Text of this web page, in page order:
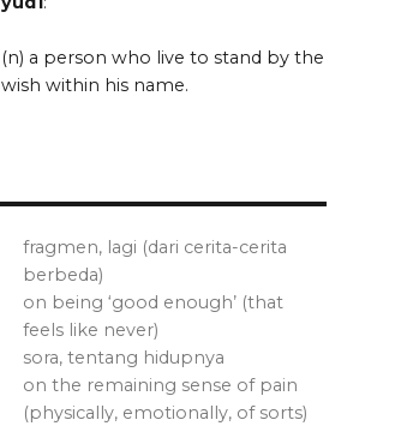
(n) a person who live to stand by the
wish within his name.
fragmen, lagi (dari cerita-cerita
berbeda)
on being ‘good enough’ (that
feels like never)
sora, tentang hidupnya
on the remaining sense of pain
(physically, emotionally, of sorts)